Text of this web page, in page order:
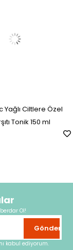
Yağlı Ciltlere Özel
Tonik 150 ml
Ol!
Gönder
kabul ediyorum.